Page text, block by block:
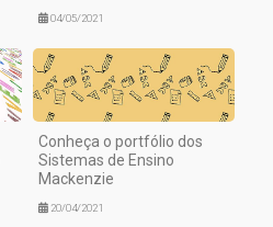
04/05/2021
Conheça o portfólio dos
Sistemas de Ensino
Mackenzie
20/04/2021